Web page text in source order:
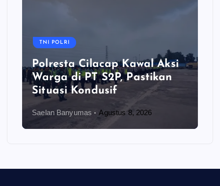
TNI POLRI
Polresta Cilacap Kawal Aksi
Warga di PT S2P, Pastikan
Situasi Kondusif
Saelan Banyumas Agustus 8, 2026